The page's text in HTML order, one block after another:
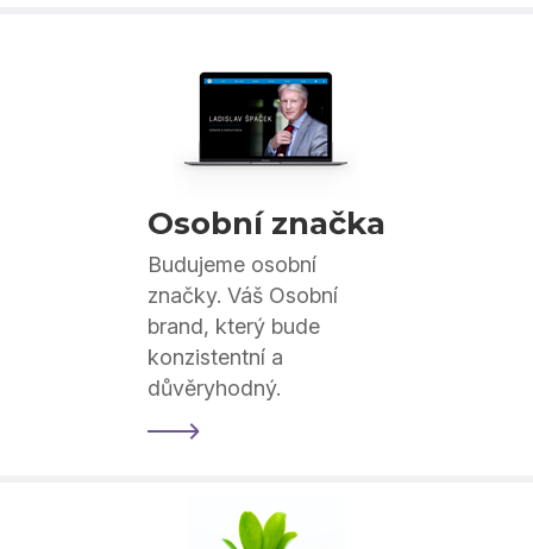
Osobní značka
Budujeme osobní
značky. Váš Osobní
brand, který bude
konzistentní a
důvěryhodný.